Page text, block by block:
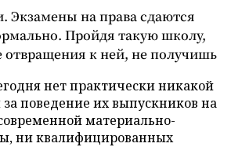
Экзамены на права сдаются
Пройдя такую школу,
отвращения к ней, не получишь
нет практически никакой
за поведение их выпускников на
материально-
ни квалифицированных